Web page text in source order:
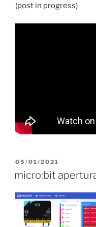
(post in progress)
PUBBLICATO
05/01/2021
micro:bit